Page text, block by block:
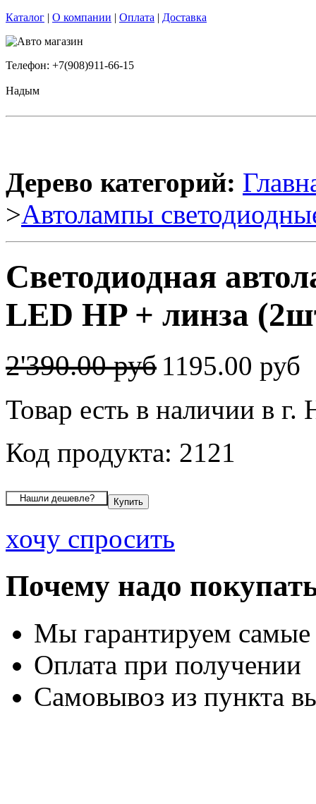
Каталог | О компании | Оплата | Доставка
Телефон: +7(908)911-66-15
Надым
Дерево категорий:
>Автолампы
Светодиодная
LED HP + линза
2'390.00 руб 1195.00 руб
Товар есть в наличии в
Код продукта: 2121
хочу спросить
Почему надо
Мы гарантируем
Оплата при получении
Самовывоз из пункта